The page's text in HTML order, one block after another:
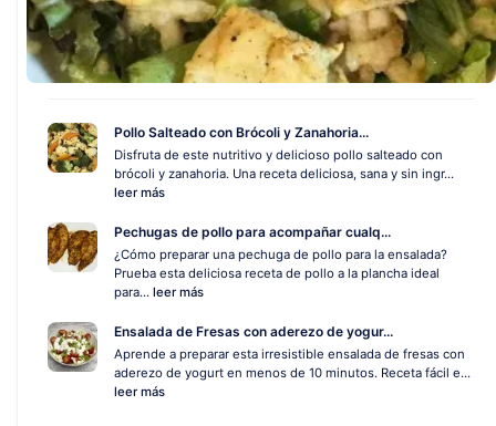
Pollo Salteado con Brócoli y Zanahoria...
Disfruta de este nutritivo y delicioso pollo salteado con
brócoli y zanahoria. Una receta deliciosa, sana y sin ingr...
leer más
Pechugas de pollo para acompañar cualq...
¿Cómo preparar una pechuga de pollo para la ensalada?
Prueba esta deliciosa receta de pollo a la plancha ideal
para... leer más
Ensalada de Fresas con aderezo de yogur...
Aprende a preparar esta irresistible ensalada de fresas con
aderezo de yogurt en menos de 10 minutos. Receta fácil e...
leer más